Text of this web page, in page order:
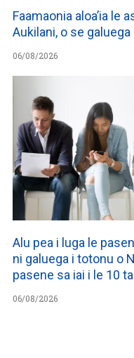
Faamaonia aloa’ia le
Aukilani, o se
06/08/2026
Alu pea i luga le
ni galuega i totonu o
pasene sa iai i le 10
06/08/2026